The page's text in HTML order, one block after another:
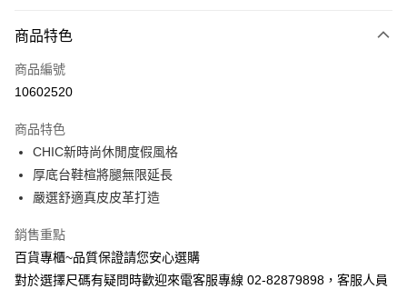
Apple Pay
街口支付
宅配
每筆NT$90，滿NT$1,000(含以上)免運費
商品特色
商品編號
10602520
商品特色
CHIC新時尚休閒度假風格
厚底台鞋楦將腿無限延長
嚴選舒適真皮皮革打造
銷售重點
百貨專櫃~品質保證請您安心選購
對於選擇尺碼有疑問時歡迎來電客服專線 02-82879898，客服人員